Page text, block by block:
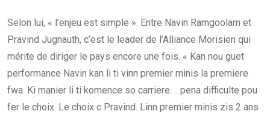
Selon lui, « l’enjeu est simple ». Entre Navin Ramgoolam et
Pravind Jugnauth, c’est le leader de l’Alliance Morisien qui
mérite de diriger le pays encore une fois. « Kan nou guet
performance Navin kan li ti vinn premier minis la premiere
fwa. Ki manier li ti komence so carriere. .. pena difficulte pou
fer le choix. Le choix c Pravind. Linn premier minis zis 2 ans